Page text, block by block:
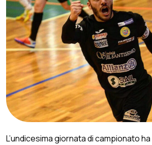
L’undicesima giornata di campionato